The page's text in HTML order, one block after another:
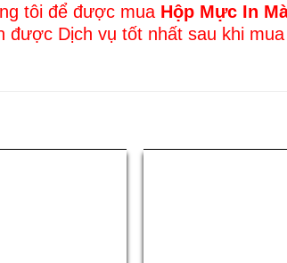
tôi để được mua Hộp Mực In
được Dịch vụ tốt nhất sau khi mua